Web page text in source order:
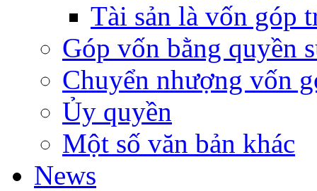
Tài sản là vốn góp
Góp vốn bằng quyền
Chuyển nhượng vốn
Ủy quyền
Một số văn bản khác
News